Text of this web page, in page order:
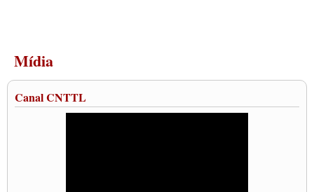
Mídia
Canal CNTTL